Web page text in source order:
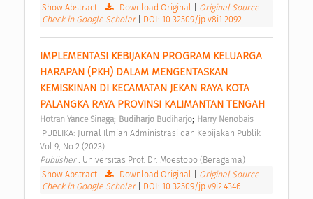
Show Abstract
Download Original Original Source
Check in Google Scholar
DOI: 10.32509/jp.v8i1.2092
IMPLEMENTASI KEBIJAKAN PROGRAM KELUARGA
HARAPAN (PKH) DALAM MENGENTASKAN
KEMISKINAN DI KECAMATAN JEKAN RAYA KOTA
PALANGKA RAYA PROVINSI KALIMANTAN TENGAH
Hotran Yance Sinaga; Budiharjo Budiharjo; Harry Nenobais
Vol 9, No 2 (2023)
Publisher : Universitas Prof. Dr. Moestopo (Beragama)
Show Abstract
Download Original Original Source
Check in Google Scholar
DOI: 10.32509/jp.v9i2.4346